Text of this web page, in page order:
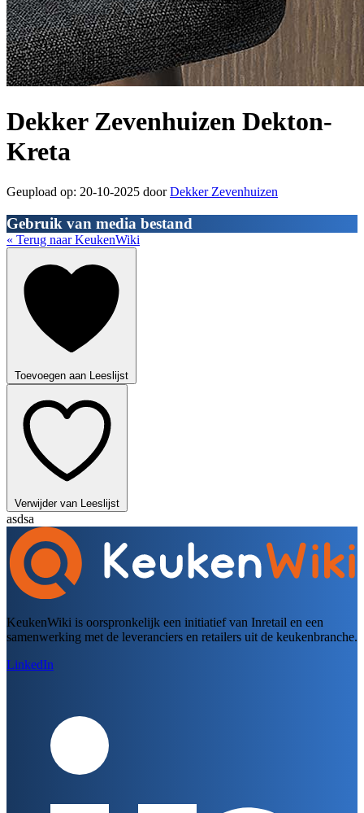
Dekker Zevenhuizen Dekton-
Kreta
Geupload op: 20-10-2025 doorDekker Zevenhuizen
Gebruik van media bestand
« Terug naar KeukenWiki
Toevoegen aan Leeslijst
Verwijder van Leeslijst
asdsa
KeukenWiki is oorspronkelijk een initiatief van Inretail en een
samenwerking met de leveranciers en retailers uit de keukenbranche.
LinkedIn